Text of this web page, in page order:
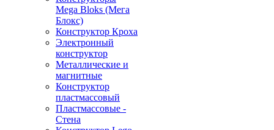
Mega Bloks (Мега
Блокс)
Конструктор Кроха
Электронный
конструктор
Металлические и
магнитные
Конструктор
пластмассовый
Пластмассовые -
Стена